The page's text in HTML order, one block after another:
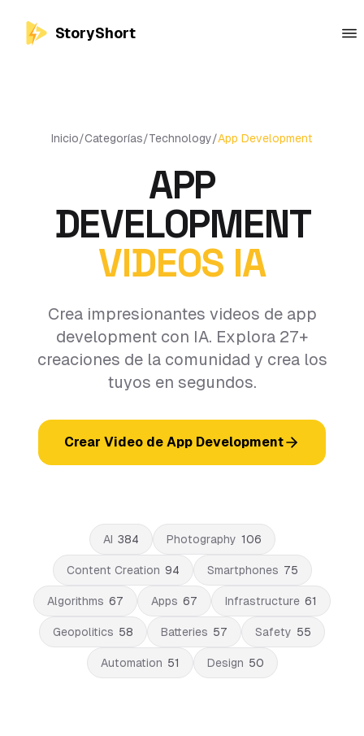
StoryShort
Inicio/Categorías/Technology/App Development
APP
DEVELOPMENT
VIDEOS IA
Crea impresionantes videos de app
development con IA. Explora 27+
creaciones de la comunidad y crea los
tuyos en segundos.
Crear Video de App Development
AI 384 Photography 106
Content Creation 94 Smartphones 75
Algorithms 67 Apps 67 Infrastructure 61
Geopolitics 58 Batteries 57 Safety 55
Automation 51 Design 50